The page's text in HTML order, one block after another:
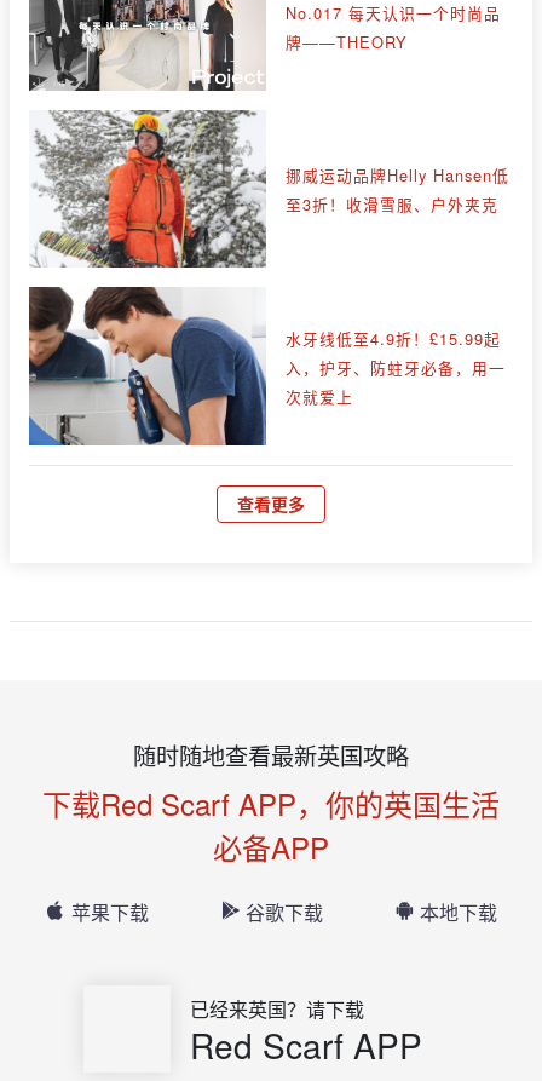
No.017 每天认识一个时尚品
牌——THEORY
挪威运动品牌Helly Hansen低
至3折！收滑雪服、户外夹克
水牙线低至4.9折！£15.99起
入，护牙、防蛀牙必备，用一
次就爱上
查看更多
随时随地查看最新英国攻略
下载Red Scarf APP，你的英国生活
必备APP
苹果下载 谷歌下载 本地下载
已经来英国？请下载
Red Scarf APP